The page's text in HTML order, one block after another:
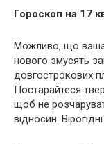
Гороскоп на 17
Можливо, що ваша
нового змусять
довгострокових
Постарайтеся
щоб не
відносин.